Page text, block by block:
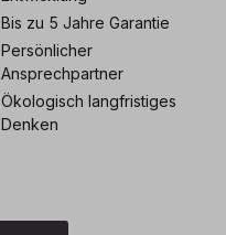
Bis zu 5 Jahre Garantie
Persönlicher
Ansprechpartner
Ökologisch langfristiges
Denken